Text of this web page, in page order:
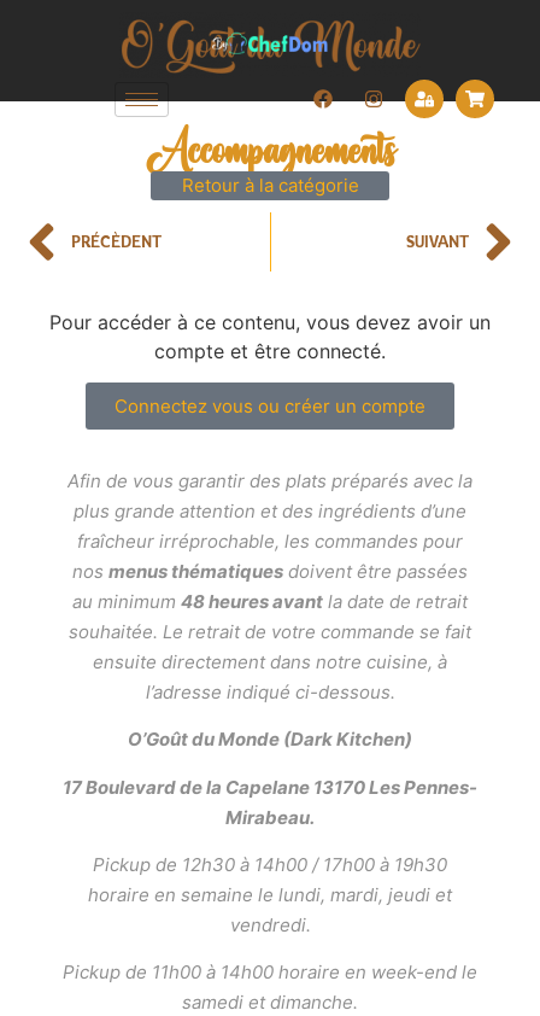
Accompagnements
Retour à la catégorie
PRÉCÈDENT SUIVANT
Pour accéder à ce contenu, vous devez avoir un
compte et être connecté.
Connectez vous ou créer un compte
Afin de vous garantir des plats préparés avec la
plus grande attention et des ingrédients d’une
fraîcheur irréprochable, les commandes pour
nos menus thématiques doivent être passées
au minimum 48 heures avant la date de retrait
souhaitée. Le retrait de votre commande se fait
ensuite directement dans notre cuisine, à
l’adresse indiqué ci-dessous.
O’Goût du Monde (Dark Kitchen)
17 Boulevard de la Capelane 13170 Les Pennes-
Mirabeau.
Pickup de 12h30 à 14h00 / 17h00 à 19h30
horaire en semaine le lundi, mardi, jeudi et
vendredi.
Pickup de 11h00 à 14h00 horaire en week-end le
samedi et dimanche.